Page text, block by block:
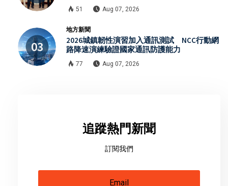
51 Aug 07, 2026
地方新聞
2026城鎮韌性演習加入通訊測試 NCC行動網
路降速演練驗證國家通訊防護能力
77 Aug 07, 2026
追蹤熱門新聞
訂閱我們